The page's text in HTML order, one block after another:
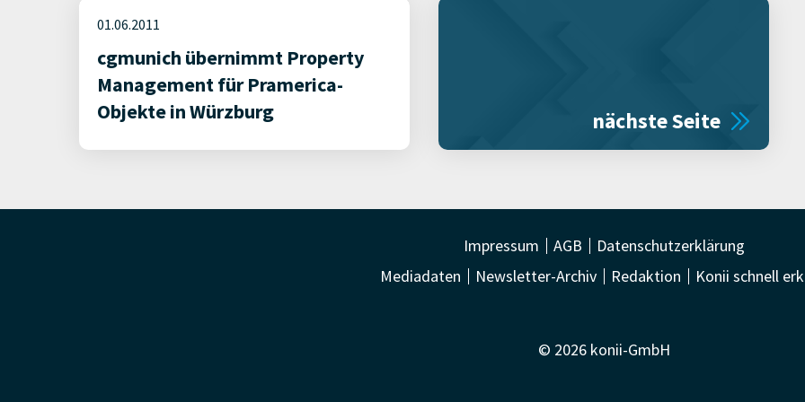
01.06.2011
cgmunich übernimmt Property
Management für Pramerica-
Objekte in Würzburg
nächste Seite
Impressum AGB
Datenschutzerklärung
Mediadaten
Newsletter-Archiv Redaktion Konii schnell
© 2026 konii-GmbH